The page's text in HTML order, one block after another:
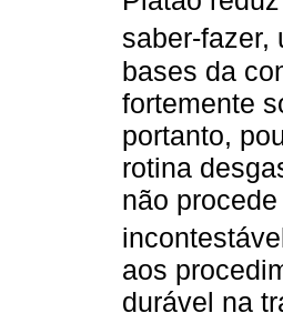
saber-fazer,
bases da
fortemente
portanto,
rotina
não
aos
durável na